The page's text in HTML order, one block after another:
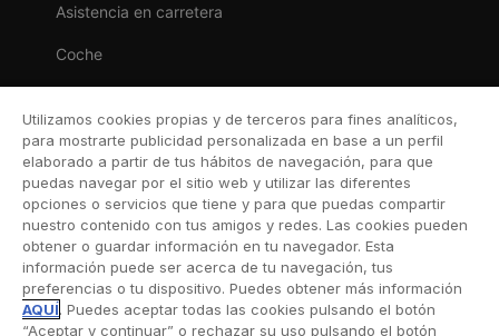
Asistencia en carretera
Coche
Viaje
Hogar
Vida
Decesos
Dental
Utilizamos cookies propias y de terceros para fines analíticos,
para mostrarte publicidad personalizada en base a un perfil
elaborado a partir de tus hábitos de navegación, para que
puedas navegar por el sitio web y utilizar las diferentes
opciones o servicios que tiene y para que puedas compartir
nuestro contenido con tus amigos y redes. Las cookies pueden
obtener o guardar información en tu navegador. Esta
información puede ser acerca de tu navegación, tus
preferencias o tu dispositivo. Puedes obtener más información
AQUÍ. Puedes aceptar todas las cookies pulsando el botón
“Aceptar y continuar” o rechazar su uso pulsando el botón